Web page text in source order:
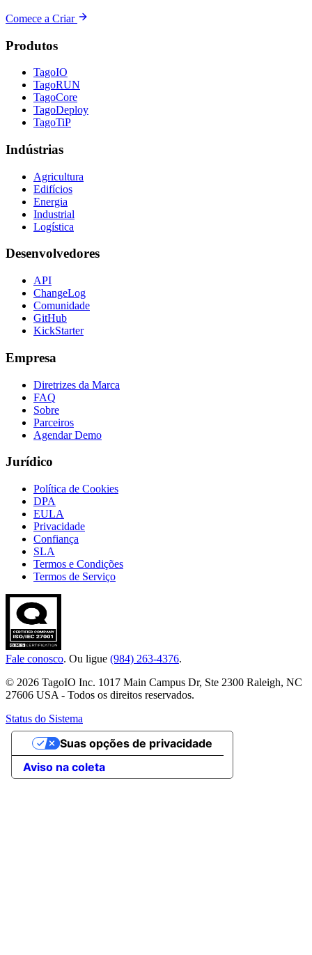
Comece a Criar
Produtos
TagoIO
TagoRUN
TagoCore
TagoDeploy
TagoTiP
Indústrias
Agricultura
Edifícios
Energia
Industrial
Logística
Desenvolvedores
API
ChangeLog
Comunidade
GitHub
KickStarter
Empresa
Diretrizes da Marca
FAQ
Sobre
Parceiros
Agendar Demo
Jurídico
Política de Cookies
DPA
EULA
Privacidade
Confiança
SLA
Termos e Condições
Termos de Serviço
Fale conosco. Ou ligue (984) 263-4376.
© 2026 TagoIO Inc. 1017 Main Campus Dr, Ste 2300 Raleigh, NC
27606 USA - Todos os direitos reservados.
Status do Sistema
Aviso na coleta
Suas opções de privacidade